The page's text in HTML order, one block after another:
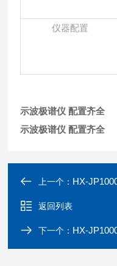
仪器配置
示波极谱仪 配置齐全
示波极谱仪 配置齐全
上一个： HX-
返回列表
下一个： HX-